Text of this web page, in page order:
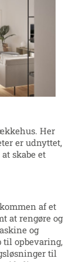
Her
er udnyttet,
skabe et
af et
at rengøre og
og
til opbevaring,
til